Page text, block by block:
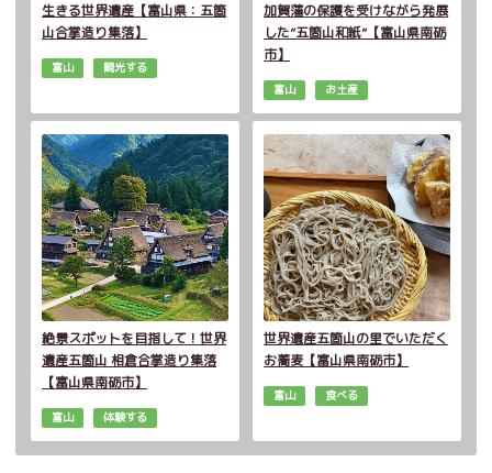
生きる世界遺産【富山県：五箇
山合掌造り集落】
富山 観光する
加賀藩の保護を受けながら発展
した”五箇山和紙”【富山県南砺
市】
富山 お土産
絶景スポットを目指して！世界
遺産五箇山 相倉合掌造り集落
【富山県南砺市】
富山 体験する
世界遺産五箇山の里でいただく
お蕎麦【富山県南砺市】
富山 食べる